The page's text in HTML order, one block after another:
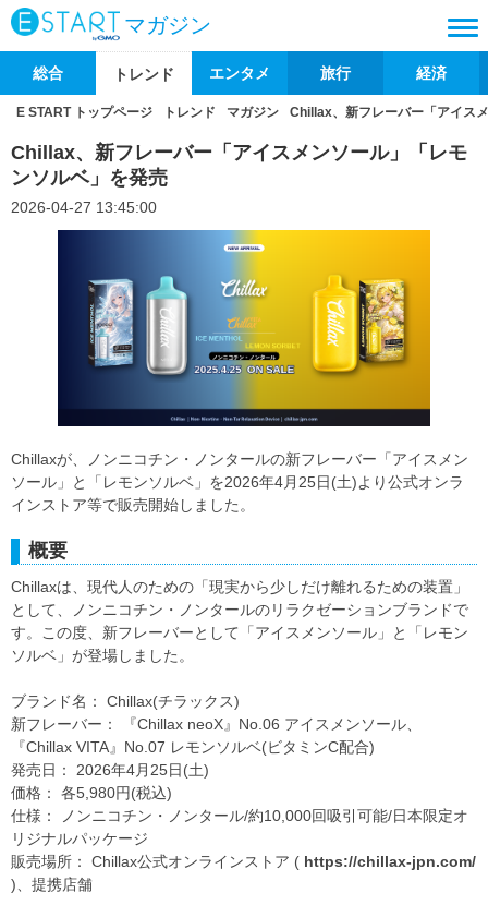
マガジン
総合 トレンド エンタメ 旅行 経済
E START トップページ トレンド マガジン Chillax、新フレーバー「アイス
Chillax、新フレーバー「アイスメンソール」「レモ
ンソルベ」を発売
2026-04-27 13:45:00
Chillaxが、ノンニコチン・ノンタールの新フレーバー「アイスメン
ソール」と「レモンソルベ」を2026年4月25日(土)より公式オンラ
インストア等で販売開始しました。
概要
Chillaxは、現代人のための「現実から少しだけ離れるための装置」
として、ノンニコチン・ノンタールのリラクゼーションブランドで
す。この度、新フレーバーとして「アイスメンソール」と「レモン
ソルベ」が登場しました。
ブランド名： Chillax(チラックス)
新フレーバー： 『Chillax neoX』No.06 アイスメンソール、
『Chillax VITA』No.07 レモンソルベ(ビタミンC配合)
発売日： 2026年4月25日(土)
価格： 各5,980円(税込)
仕様： ノンニコチン・ノンタール/約10,000回吸引可能/日本限定オ
リジナルパッケージ
販売場所： Chillax公式オンラインストア ( https://chillax-jpn.com/
)、提携店舗